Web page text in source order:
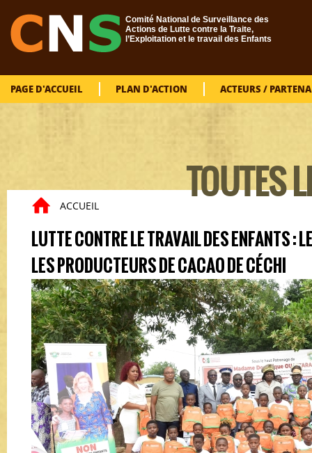
Comité National de Surveillance des
Actions de Lutte contre la Traite,
l’Exploitation et le travail des Enfants
PAGE D'ACCUEIL PLAN D'ACTION ACTEURS /
ACCUEIL TOUTES
LUTTE CONTRE LE TRAVAIL DES ENFANTS :
LES PRODUCTEURS DE CACAO DE CÉCHI